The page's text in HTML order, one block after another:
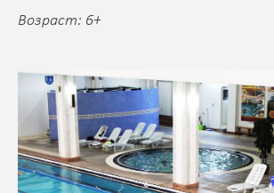
Возраст: 6+